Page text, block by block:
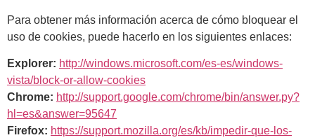
Para obtener más información acerca de cómo bloquear el
uso de cookies, puede hacerlo en los siguientes enlaces:
Explorer: http://windows.microsoft.com/es-es/windows-
vista/block-or-allow-cookies
Chrome: http://support.google.com/chrome/bin/answer.py?
hl=es&answer=95647
Firefox: https://support.mozilla.org/es/kb/impedir-que-los-